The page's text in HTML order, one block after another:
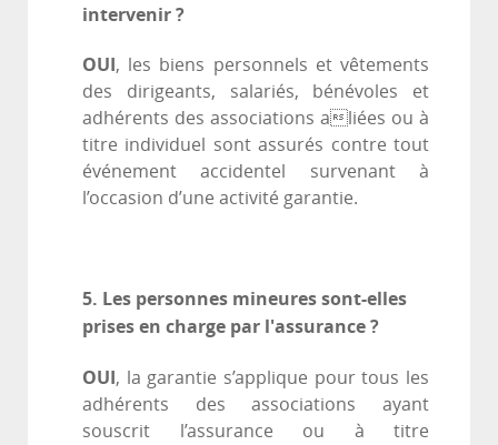
intervenir ?
OUI, les biens personnels et vêtements
des dirigeants, salariés, bénévoles et
adhérents des associations aliées ou à
titre individuel sont assurés contre tout
événement accidentel survenant à
l’occasion d’une activité garantie.
5. Les personnes mineures sont-elles
prises en charge par l'assurance ?
OUI, la garantie s’applique pour tous les
adhérents des associations ayant
souscrit l’assurance ou à titre